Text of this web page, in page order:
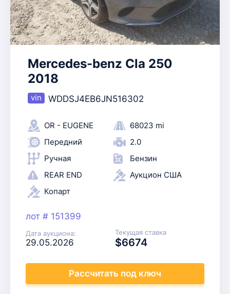
Mercedes-benz Cla 250
2018
WDDSJ4EB6JN516302
OR - EUGENE
68023 mi
Передний
2.0
Ручная
Бензин
REAR END
Аукцион США
Копарт
лот # 151399
Дата аукциона:
29.05.2026
Текущая ставка
$6674
Рассчитать под ключ